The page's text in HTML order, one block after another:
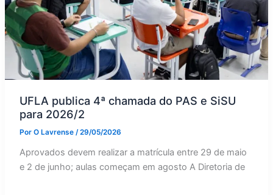
UFLA publica 4ª chamada do PAS e SiSU
para 2026/2
Por O Lavrense /29/05/2026
Aprovados devem realizar a matrícula entre 29 de maio
e 2 de junho; aulas começam em agosto A Diretoria de